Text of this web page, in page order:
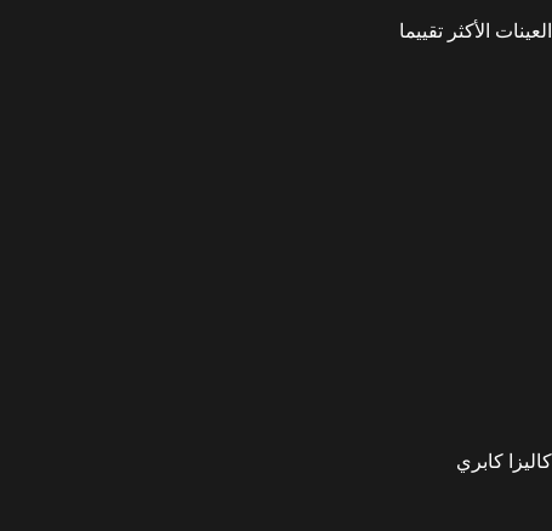
العينات الأكثر تقييما
كاليزا كابري